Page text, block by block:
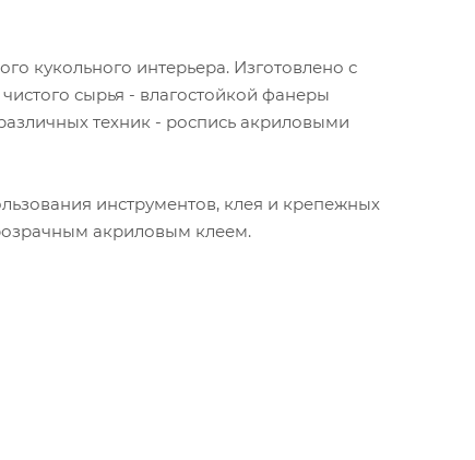
кукольного интерьера. Изготовлено с
сырья - влагостойкой фанеры
техник - роспись акриловыми
инструментов, клея и крепежных
акриловым клеем.